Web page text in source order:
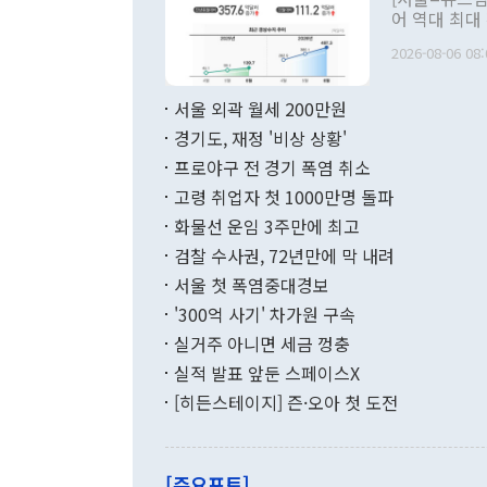
관 부처 장
관의 무리한
다. [정동영 통일부 장관이 지난달 23일 오후 서울 종로구 정부서울청사에
무너졌다고
함께 4자 대
"우리의 선
관은 업무
어 역대 최
료=한국은행] 한국은행이 6일 발표한 '2026년 6월 국제수지(잠정)'
며 월간 기
196.9% 급
수출은
기록했지만
로 전환됐다.
는 배당수입
2026-08-06
서울 외곽 월세 200만원
경기도, 재정 '비상 상황'
프로야구 전 경기 폭염 취소
고령 취업자 첫 1000만명 돌파
화물선 운임 3주만에 최고
검찰 수사권, 72년만에 막 내려
서울 첫 폭염중대경보
'300억 사기' 차가원 구속
실거주 아니면 세금 껑충
실적 발표 앞둔 스페이스X
[히든스테이지] 즌·오아 첫 도전